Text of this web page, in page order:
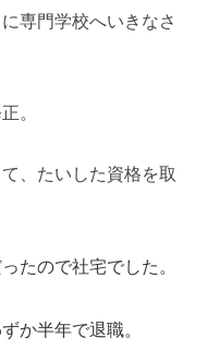
専門学校へいきなさ
。
、たいした資格を取
たので社宅でした。
か半年で退職。